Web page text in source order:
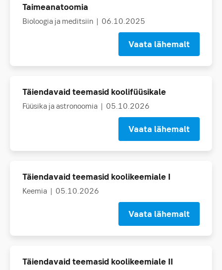
Taimeanatoomia
Bioloogia ja meditsiin | 06.10.2025
Vaata lähemalt
Täiendavaid teemasid koolifüüsikale
Füüsika ja astronoomia | 05.10.2026
Vaata lähemalt
Täiendavaid teemasid koolikeemiale I
Keemia | 05.10.2026
Vaata lähemalt
Täiendavaid teemasid koolikeemiale II